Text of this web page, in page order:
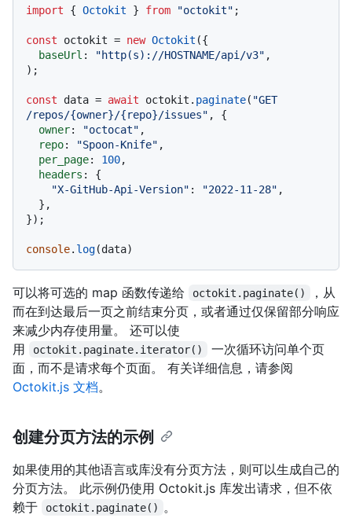
import { Octokit } from "octokit" ;
const octokit = new Octokit ({
baseUrl : "http(s)://HOSTNAME/api/v3" ,
);
const data = await octokit. paginate( "GET
/repos/{owner}/{repo}/issues" , {
owner: "octocat" ,
repo: "Spoon-Knife" ,
per_page: 100,
headers : {
"X-GitHub-Api-Version" : "2022-11-28" ,
});
console. log
可以将可选的 map 函数传递给 octokit.paginate()
，从
而在到达最后一页之前结束分页，或者通过仅保留部分响应
来减少内存使用量。 还可以使
用
octokit.paginate.iterator()
一次循环访问单个页
面，而不是请求每个页面。 有关详细信息，请参阅
Octokit.js 文档。
创建分页方法的示例
如果使用的其他语言或库没有分页方法，则可以生成自己的
分页方法。 此示例仍使用 Octokit.js 库发出请求，但不依
赖于
octokit.paginate() 。